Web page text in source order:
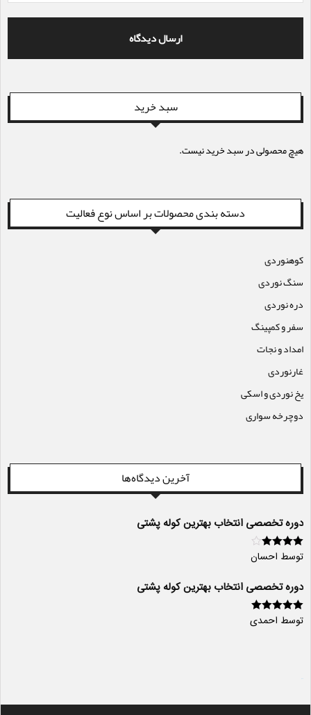
سبد خرید
هیچ محصولی در سبد خرید نیست.
دسته بندی محصولات بر اساس نوع فعالیت
کوهنوردی
سنگ نوردی
دره نوردی
سفر و کمپینگ
امداد و نجات
غارنوردی
یخ نوردی و اسکی
دوچرخه سواری
آخرین دیدگاه‌ها
دوره تخصصی انتخاب بهترین کوله پشتی
امتیاز 4از
5
توسط احسان
دوره تخصصی انتخاب بهترین کوله پشتی
امتیاز 5از 5
توسط احمدی
سایت ساز